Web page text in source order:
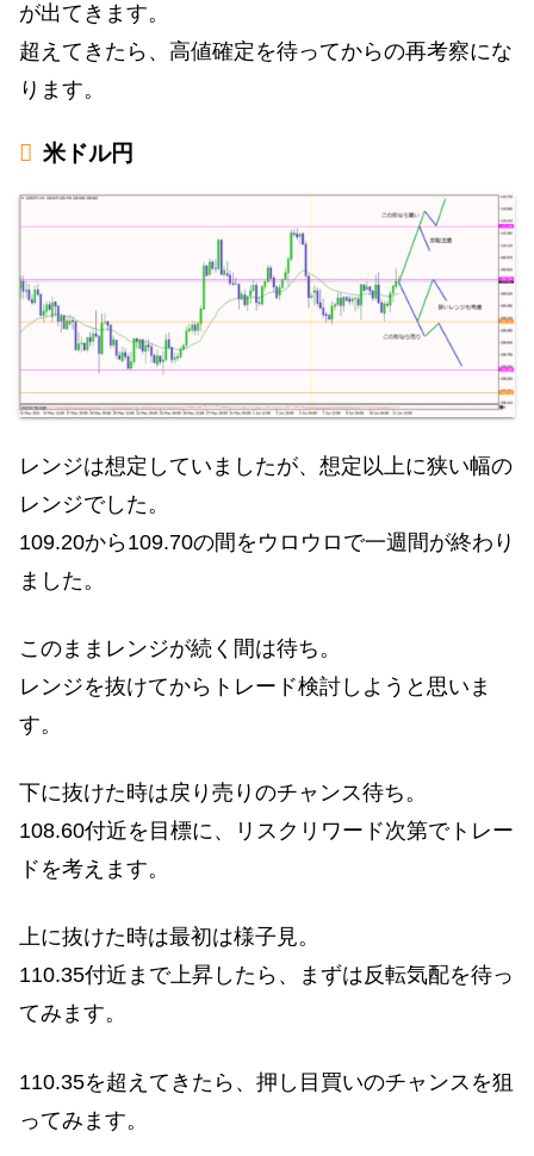
が出てきます。
超えてきたら、高値確定を待ってからの再考察にな
ります。
米ドル円
レンジは想定していましたが、想定以上に狭い幅の
レンジでした。
109.20から109.70の間をウロウロで一週間が終わり
ました。
このままレンジが続く間は待ち。
レンジを抜けてからトレード検討しようと思いま
す。
下に抜けた時は戻り売りのチャンス待ち。
108.60付近を目標に、リスクリワード次第でトレー
ドを考えます。
上に抜けた時は最初は様子見。
110.35付近まで上昇したら、まずは反転気配を待っ
てみます。
110.35を超えてきたら、押し目買いのチャンスを狙
ってみます。